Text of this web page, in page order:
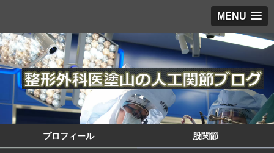
MENU
プロフィール 股関節